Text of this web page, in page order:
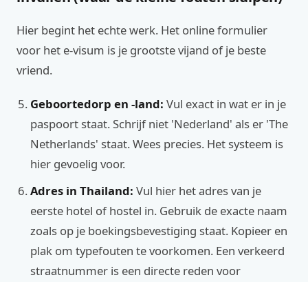
Hier begint het echte werk. Het online formulier
voor het e-visum is je grootste vijand of je beste
vriend.
Geboortedorp en -land: Vul exact in wat er in je
paspoort staat. Schrijf niet 'Nederland' als er 'The
Netherlands' staat. Wees precies. Het systeem is
hier gevoelig voor.
Adres in Thailand: Vul hier het adres van je
eerste hotel of hostel in. Gebruik de exacte naam
zoals op je boekingsbevestiging staat. Kopieer en
plak om typefouten te voorkomen. Een verkeerd
straatnummer is een directe reden voor